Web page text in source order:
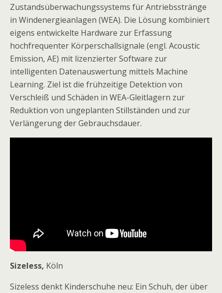
Zustandsüberwachungssystems für Antriebsstränge
in Windenergieanlagen (WEA). Die Lösung kombiniert
eigens entwickelte Hardware zur Erfassung
hochfrequenter Körperschallsignale (engl. Acoustic
Emission, AE) mit lizenzierter Software zur
intelligenten Datenauswertung mittels Machine
Learning. Ziel ist die frühzeitige Detektion von
Verschleiß und Schäden in WEA-Gleitlagern zur
Reduktion von ungeplanten Stillständen und zur
Verlängerung der Gebrauchsdauer.
Sizeless, Köln
Sizeless denkt Kinderschuhe neu: Ein Schuh, der über